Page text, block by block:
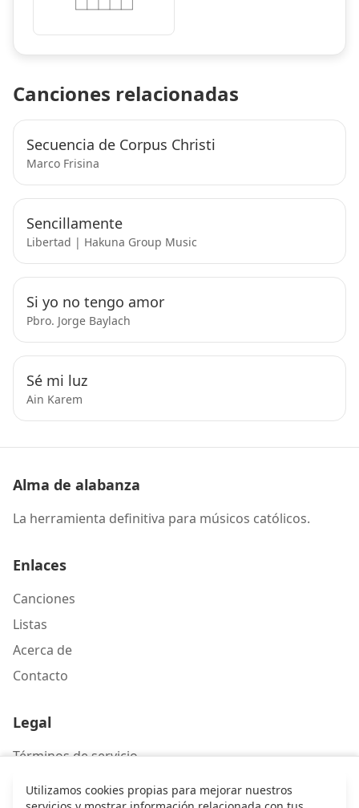
Canciones relacionadas
Secuencia de Corpus Christi
Marco Frisina
Sencillamente
Libertad | Hakuna Group Music
Si yo no tengo amor
Pbro. Jorge Baylach
Sé mi luz
Ain Karem
Alma de alabanza
La herramienta definitiva para músicos católicos.
Enlaces
Canciones
Listas
Acerca de
Contacto
Legal
Términos de servicio
Política de privacidad
Utilizamos cookies propias para mejorar nuestros